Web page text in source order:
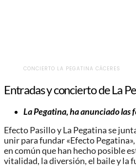
CONCIERTO LA PEGATINA CÁCERES
Entradas y concierto de La
La Pegatina, ha anunciado las
Efecto Pasillo y La Pegatina se
unir para fundar «Efecto
en común que han hecho posible
vitalidad, la diversión, el baile y la